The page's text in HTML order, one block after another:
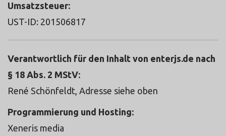
Umsatzsteuer:
UST-ID: 201506817
Verantwortlich für den Inhalt von enterjs.de nach
§ 18 Abs. 2 MStV:
René Schönfeldt, Adresse siehe oben
Programmierung und Hosting:
Xeneris media